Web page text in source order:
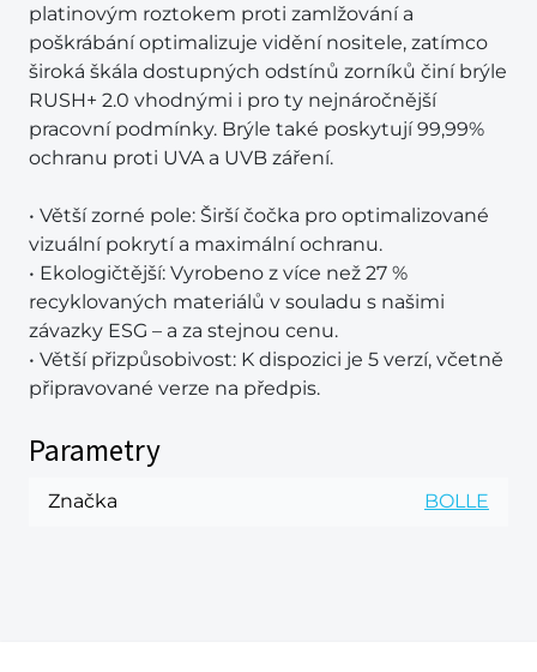
platinovým roztokem proti zamlžování a
poškrábání optimalizuje vidění nositele, zatímco
široká škála dostupných odstínů zorníků činí brýle
RUSH+ 2.0 vhodnými i pro ty nejnáročnější
pracovní podmínky. Brýle také poskytují 99,99%
ochranu proti UVA a UVB záření.
• Větší zorné pole: Širší čočka pro optimalizované
vizuální pokrytí a maximální ochranu.
• Ekologičtější: Vyrobeno z více než 27 %
recyklovaných materiálů v souladu s našimi
závazky ESG – a za stejnou cenu.
• Větší přizpůsobivost: K dispozici je 5 verzí, včetně
připravované verze na předpis.
Parametry
Značka BOLLE